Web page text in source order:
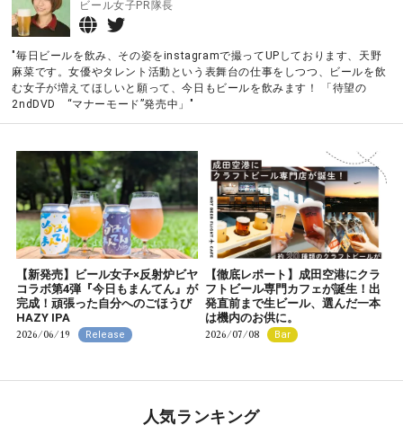
ビール女子PR隊長
"毎日ビールを飲み、その姿をinstagramで撮ってUPしております、天野
麻菜です。女優やタレント活動という表舞台の仕事をしつつ、ビールを飲
む女子が増えてほしいと願って、今日もビールを飲みます！
「待望の
2ndDVD “マナーモード”発売中」 "
【新発売】ビール女子×反射炉ビヤ
コラボ第4弾『今日もまんてん』が
完成！頑張った自分へのごほうび
HAZY IPA
2026/06/19 Release
【徹底レポート】成田空港にクラ
フトビール専門カフェが誕生！出
発直前まで生ビール、選んだ一本
は機内のお供に。
2026/07/08 Bar
人気ランキング